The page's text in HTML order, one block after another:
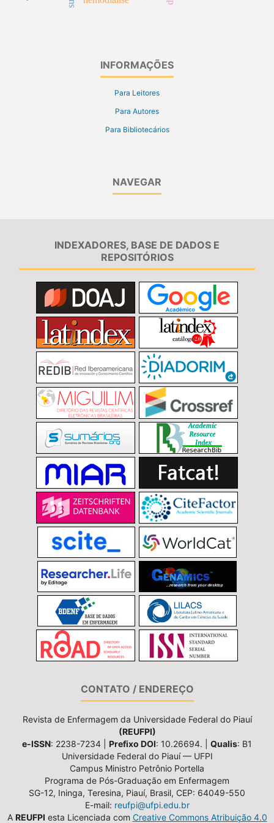
INFORMAÇÕES
Para Leitores
Para Autores
Para Bibliotecários
NAVEGAR
INDEXADORES, BASE DE DADOS E
REPOSITÓRIOS
CONTATO / ENDEREÇO
Revista de Enfermagem da Universidade Federal do Piauí
(REUFPI)
e-ISSN: 2238-7234 | Prefixo DOI: 10.26694. | Qualis: B1
Universidade Federal do Piauí — UFPI
Campus Ministro Petrônio Portella
Programa de Pós-Graduação em Enfermagem
SG-12, Ininga, Teresina, Piauí, Brasil, CEP: 64049-550
E-mail: reufpi@ufpi.edu.br
A REUFPI esta Licenciada com Creative Commons Atribuição 4.0